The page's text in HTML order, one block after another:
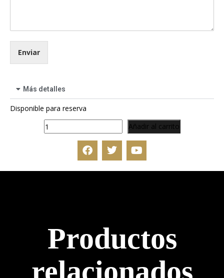
Enviar
Más detalles
Disponible para reserva
Añadir al carrito
Productos